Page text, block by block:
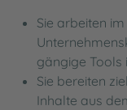
Sie arbeiten
gängige Tools
Sie bereiten
Inhalte aus